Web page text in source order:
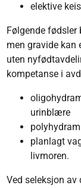
elektive
Følgende
men gravide kan
uten
kompetanse i
urinblære
planlagt
livmoren.
Ved seleksjon av